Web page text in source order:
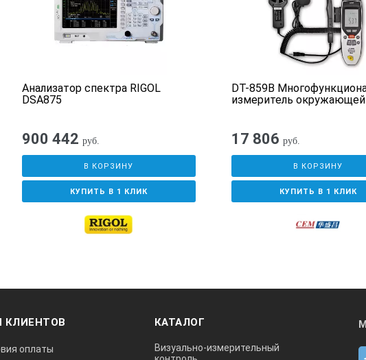
Анализатор спектра RIGOL
DSA875
900 442 руб.
В КОРЗИНУ
КУПИТЬ В 1 КЛИК
DT-859B
измеритель
17 806 руб.
В КОРЗИНУ
КУПИТЬ В 1 КЛИК
КЛИЕНТОВ
оплаты
КАТАЛОГ
Визуально-измерительный